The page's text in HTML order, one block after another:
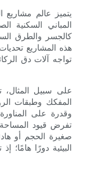
يتميز عالم
المباني السكنية
كالجسر والطرق
هذه المشاريع
تواجه آلات دق
على سبيل المثال،
المفكك وطبقات
وقدرة على
تفرض قيود
صغيرة الحجم أو
البيئية دورًا هامًا؛